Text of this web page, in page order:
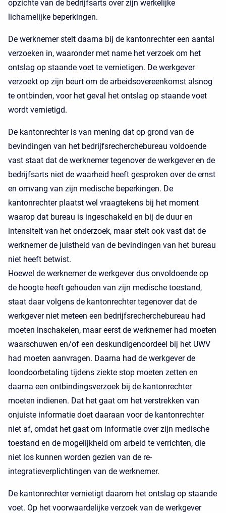
opzichte van de bedrijfsarts over zijn werkelijke
lichamelijke beperkingen.
De werknemer stelt daarna bij de kantonrechter een aantal
verzoeken in, waaronder met name het verzoek om het
ontslag op staande voet te vernietigen. De werkgever
verzoekt op zijn beurt om de arbeidsovereenkomst alsnog
te ontbinden, voor het geval het ontslag op staande voet
wordt vernietigd.
De kantonrechter is van mening dat op grond van de
bevindingen van het bedrijfsrecherchebureau voldoende
vast staat dat de werknemer tegenover de werkgever en de
bedrijfsarts niet de waarheid heeft gesproken over de ernst
en omvang van zijn medische beperkingen. De
kantonrechter plaatst wel vraagtekens bij het moment
waarop dat bureau is ingeschakeld en bij de duur en
intensiteit van het onderzoek, maar stelt ook vast dat de
werknemer de juistheid van de bevindingen van het bureau
niet heeft betwist.
Hoewel de werknemer de werkgever dus onvoldoende op
de hoogte heeft gehouden van zijn medische toestand,
staat daar volgens de kantonrechter tegenover dat de
werkgever niet meteen een bedrijfsrecherchebureau had
moeten inschakelen, maar eerst de werknemer had moeten
waarschuwen en/of een deskundigenoordeel bij het UWV
had moeten aanvragen. Daarna had de werkgever de
loondoorbetaling tijdens ziekte stop moeten zetten en
daarna een ontbindingsverzoek bij de kantonrechter
moeten indienen. Dat het gaat om het verstrekken van
onjuiste informatie doet daaraan voor de kantonrechter
niet af, omdat het gaat om informatie over zijn medische
toestand en de mogelijkheid om arbeid te verrichten, die
niet los kunnen worden gezien van de re-
integratieverplichtingen van de werknemer.
De kantonrechter vernietigt daarom het ontslag op staande
voet. Op het voorwaardelijke verzoek van de werkgever